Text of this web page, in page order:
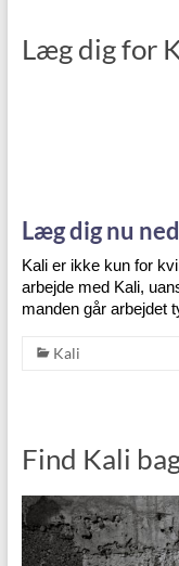
Læg dig for
Læg dig nu
Kali er ikke kun for
arbejde med Kali,
manden går arbejdet
Kali
Find Kali